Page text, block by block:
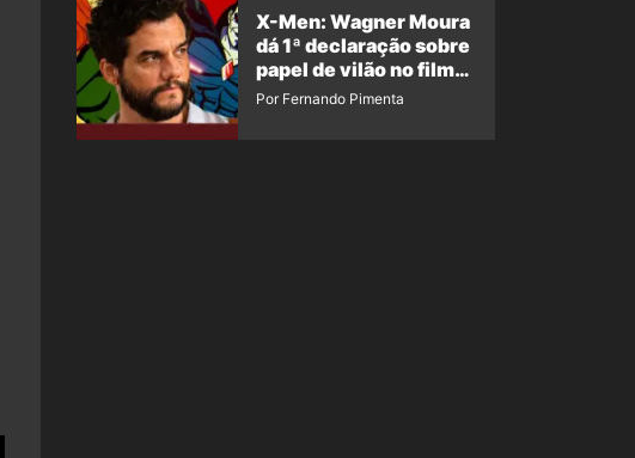
X-Men: Wagner Moura
dá 1ª declaração sobre
papel de vilão no filme
da Marvel
Por Fernando Pimenta